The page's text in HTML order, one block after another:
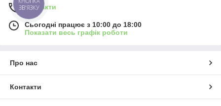
Контакти
Сьогодні працює з 10:00 до 18:00
Показати весь графік роботи
Про нас
Контакти
КНОПКА
ЗВ'ЯЗКУ